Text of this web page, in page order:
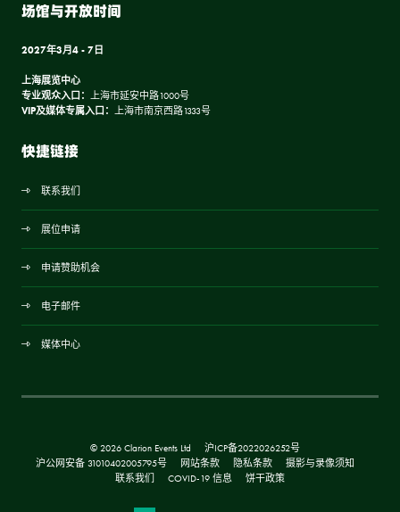
场馆与开放时间
2027年3月4 - 7日
上海展览中心
专业观众入口： 上海市延安中路1000号
VIP及媒体专属入口： 上海市南京西路1333号
快捷链接
联系我们
展位申请
申请赞助机会
电子邮件
媒体中心
© 2026 Clarion Events Ltd
沪ICP备2022026252号
沪公网安备 31010402005795号
网站条款 隐私条款
摄影与录像须知
联系我们
COVID-19 信息 饼干政策